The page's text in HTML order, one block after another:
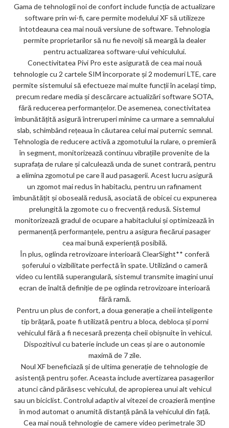
Gama de tehnologii noi de confort include funcția de actualizare
software prin wi-fi, care permite modelului XF să utilizeze
întotdeauna cea mai nouă versiune de software. Tehnologia
permite proprietarilor să nu fie nevoiți să meargă la dealer
pentru actualizarea software-ului vehiculului.
Conectivitatea Pivi Pro este asigurată de cea mai nouă
tehnologie cu 2 cartele SIM încorporate și 2 modemuri LTE, care
permite sistemului să efectueze mai multe funcții în același timp,
precum redare media și descărcare actualizări software SOTA,
fără reducerea performanțelor. De asemenea, conectivitatea
îmbunătățită asigură întreruperi minime ca urmare a semnalului
slab, schimbând rețeaua în căutarea celui mai puternic semnal.
Tehnologia de reducere activă a zgomotului la rulare, o premieră
în segment, monitorizează continuu vibrațiile provenite de la
suprafața de rulare și calculează unda de sunet contrară, pentru
a elimina zgomotul pe care îl aud pasagerii. Acest lucru asigură
un zgomot mai redus în habitaclu, pentru un rafinament
îmbunătățit și oboseală redusă, asociată de obicei cu expunerea
prelungită la zgomote cu o frecvență redusă. Sistemul
monitorizează gradul de ocupare a habitaclului și optimizează în
permanență performanțele, pentru a asigura fiecărui pasager
cea mai bună experiență posibilă.
În plus, oglinda retrovizoare interioară ClearSight** conferă
șoferului o vizibilitate perfectă în spate. Utilizând o cameră
video cu lentilă superangulară, sistemul transmite imagini unui
ecran de înaltă definiție de pe oglinda retrovizoare interioară
fără ramă.
Pentru un plus de confort, a doua generație a cheii inteligente
tip brățară, poate fi utilizată pentru a bloca, debloca și porni
vehiculul fără a fi necesară prezența cheii obișnuite în vehicul.
Dispozitivul cu baterie include un ceas și are o autonomie
maximă de 7 zile.
Noul XF beneficiază și de ultima generație de tehnologie de
asistență pentru șofer. Aceasta include avertizarea pasagerilor
atunci când părăsesc vehiculul, de apropierea unui alt vehicul
sau un biciclist. Controlul adaptiv al vitezei de croazieră menține
în mod automat o anumită distanță până la vehiculul din față.
Cea mai nouă tehnologie de camere video perimetrale 3D